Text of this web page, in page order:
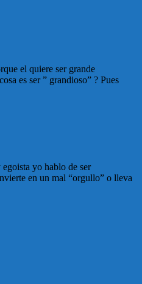
el quiere ser grande
es ser ” grandioso” ? Pues
yo hablo de ser
en un mal “orgullo” o lleva